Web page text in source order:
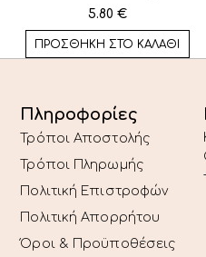
5.80 €
ΠΡΟΣΘΉΚΗ ΣΤΟ ΚΑΛΆΘΙ
Πληροφορίες
Τρόποι Αποστολής
Τρόποι Πληρωμής
Πολιτική Επιστροφών
Πολιτική Απορρήτου
Όροι & Προϋποθέσεις